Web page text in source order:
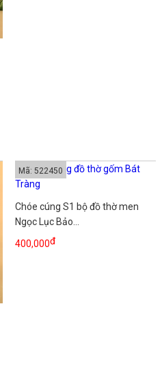
Chóe cúng S1 bộ đồ thờ men
Ngọc Lục Bảo...
400,000đ
Mã: 522450